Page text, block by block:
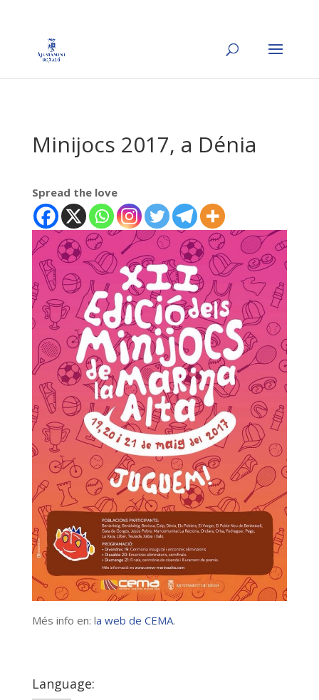
Minijocs 2017, a Dénia
Spread the love
Més info en: la web de CEMA.
Language: